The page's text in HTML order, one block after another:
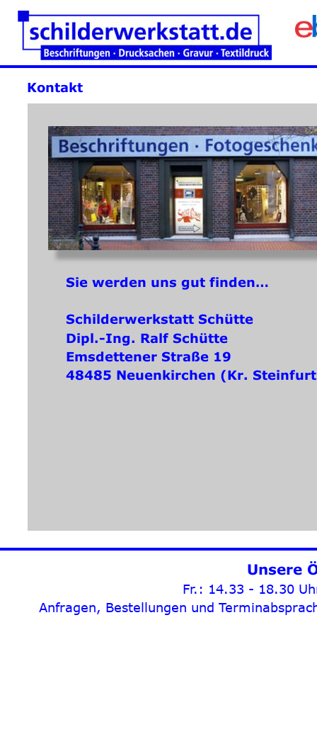
Kontakt
Sie werden uns gut finden…
Schilderwerkstatt Schütte
Dipl.-Ing. Ralf Schütte
Emsdettener Straße 19
48485 Neuenkirchen (Kr.
Unsere
Fr.: 14.33 - 18.30
Anfragen, Bestellungen und